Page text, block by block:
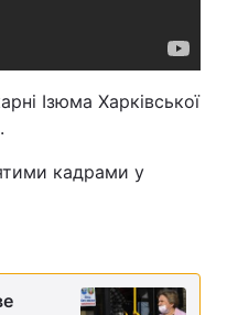
Ізюма Харківської
кадрами у